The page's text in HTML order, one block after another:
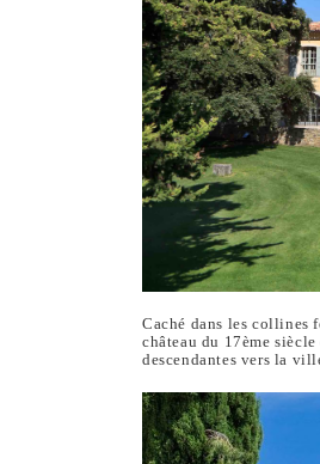
Caché dans les collines
château du 17ème
descendantes vers la